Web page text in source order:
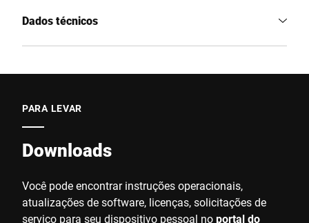
Dados técnicos
PARA LEVAR
Downloads
Você pode encontrar instruções operacionais,
atualizações de software, licenças, solicitações de
serviço para seu dispositivo pessoal noportal do